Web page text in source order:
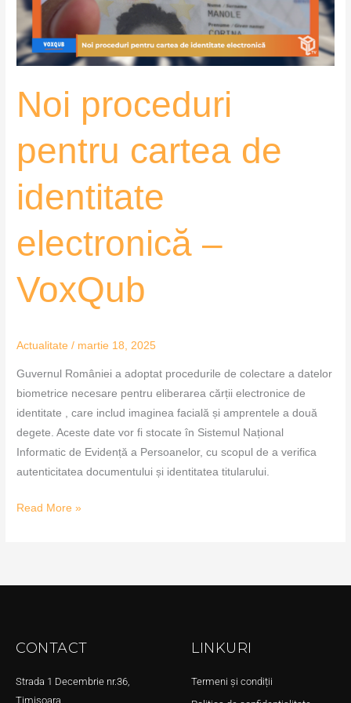
Noi proceduri
pentru cartea de
identitate
electronică –
VoxQub
Actualitate / martie 18, 2025
Guvernul României a adoptat procedurile de colectare a datelor
biometrice necesare pentru eliberarea cărții electronice de
identitate , care includ imaginea facială și amprentele a două
degete. Aceste date vor fi stocate în Sistemul Național
Informatic de Evidență a Persoanelor, cu scopul de a verifica
autenticitatea documentului și identitatea titularului.
electronică
–
VoxQub
Read More »
CONTACT
Strada 1 Decembrie nr.36,
Timișoara
LINKURI
Termeni și condiții